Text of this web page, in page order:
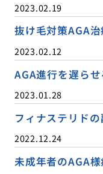
2023.02.19
抜け毛対策AGA
2023.02.12
AGA進行を遅ら
2023.01.28
フィナステリド
2022.12.24
未成年者のAGA